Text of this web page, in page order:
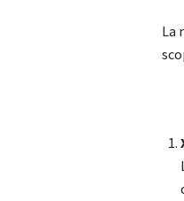
La